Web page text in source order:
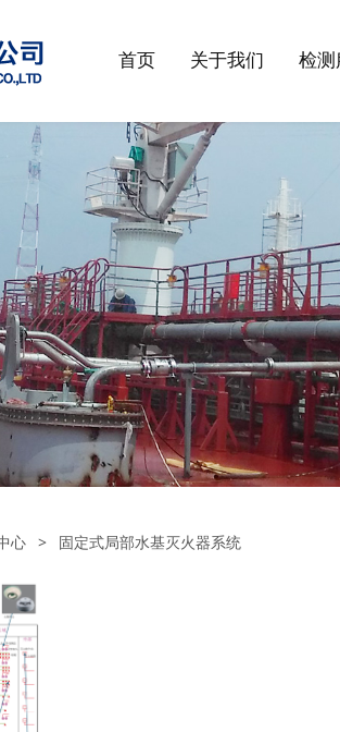
首页 关于我们 检测
心 > 固定式局部水基灭火器系统